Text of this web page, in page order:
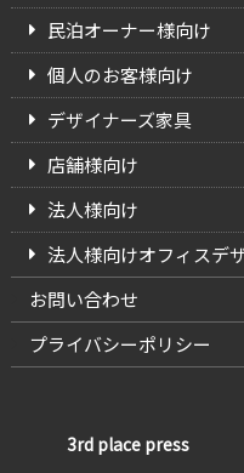
民泊オーナー様向け
個人のお客様向け
デザイナーズ家具
店舗様向け
法人様向け
法人様向けオフィスデ
お問い合わせ
プライバシーポリシー
3rd place press